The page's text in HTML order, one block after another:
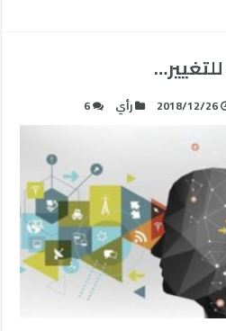
2018/12/26 رأي 6